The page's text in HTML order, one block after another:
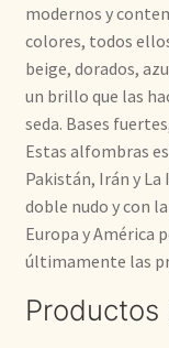
modernos y
colores, todos
beige, dorados,
un brillo que las
seda. Bases
Estas alfombras
Pakistán, Irán y La
doble nudo y con
Europa y América
últimamente las
Productos